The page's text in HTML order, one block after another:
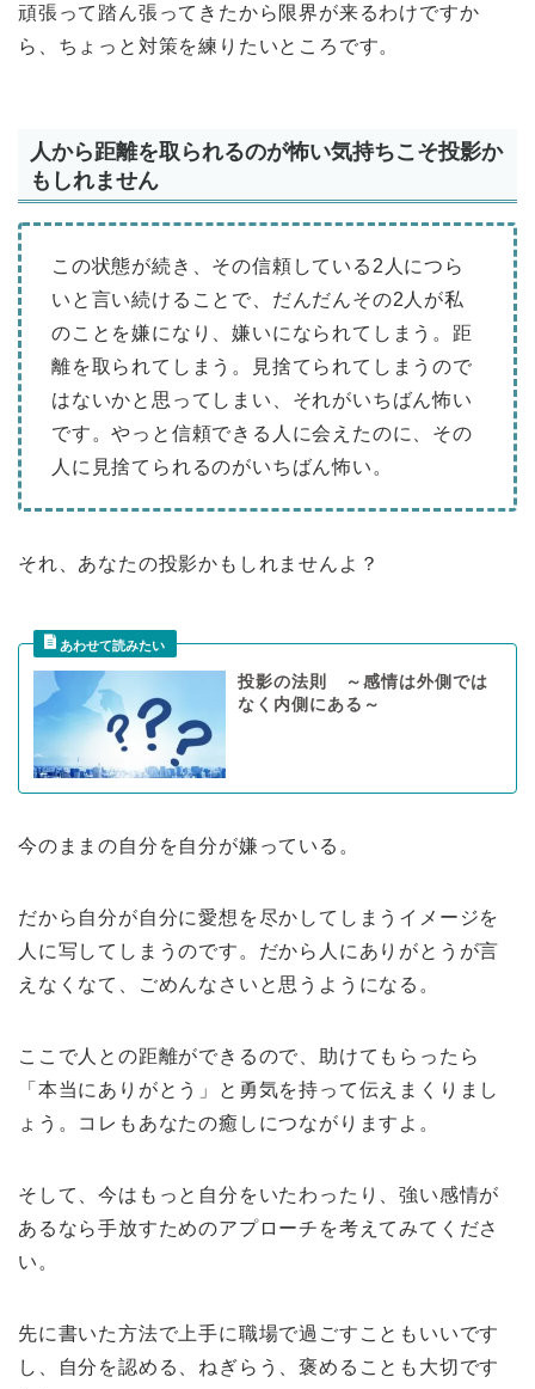
頑張って踏ん張ってきたから限界が来るわけですか
ら、ちょっと対策を練りたいところです。
人から距離を取られるのが怖い気持ちこそ投影か
もしれません
この状態が続き、その信頼している2人につら
いと言い続けることで、だんだんその2人が私
のことを嫌になり、嫌いになられてしまう。距
離を取られてしまう。見捨てられてしまうので
はないかと思ってしまい、それがいちばん怖い
です。やっと信頼できる人に会えたのに、その
人に見捨てられるのがいちばん怖い。
それ、あなたの投影かもしれませんよ？
投影の法則 ～感情は外側では
なく内側にある～
今のままの自分を自分が嫌っている。
だから自分が自分に愛想を尽かしてしまうイメージを
人に写してしまうのです。だから人にありがとうが言
えなくなて、ごめんなさいと思うようになる。
ここで人との距離ができるので、助けてもらったら
「本当にありがとう」と勇気を持って伝えまくりまし
ょう。コレもあなたの癒しにつながりますよ。
そして、今はもっと自分をいたわったり、強い感情が
あるなら手放すためのアプローチを考えてみてくださ
い。
先に書いた方法で上手に職場で過ごすこともいいです
し、自分を認める、ねぎらう、褒めることも大切です